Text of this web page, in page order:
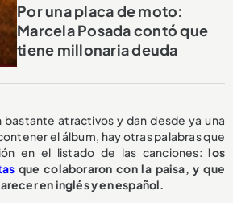
Por una placa de moto:
Marcela Posada contó que
tiene millonaria deuda
bastante atractivos y dan desde ya una
el álbum, hay otras palabras que
en el listado de las canciones:los
que colaboraron con la paisa, y que
en inglés y en español.